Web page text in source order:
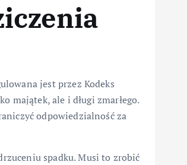
jest przez Kodeks
majątek, ale i długi zmarłego.
odpowiedzialność za
spadku. Musi to zrobić